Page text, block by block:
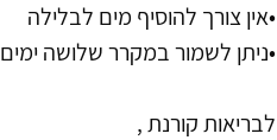
•אין צורך להוסיף מים לבלילה
•ניתן לשמור במקרר שלושה ימים
לבריאות קורנת ,